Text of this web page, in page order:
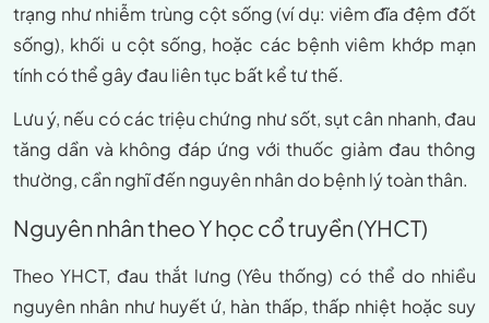
trạng như nhiễm trùng cột sống (ví dụ: viêm đĩa đệm đốt
sống), khối u cột sống, hoặc các bệnh viêm khớp mạn
tính có thể gây đau liên tục bất kể tư thế.
Lưu ý, nếu có các triệu chứng như sốt, sụt cân nhanh, đau
tăng dần và không đáp ứng với thuốc giảm đau thông
thường, cần nghĩ đến nguyên nhân do bệnh lý toàn thân.
Nguyên nhân theo Y học cổ truyền (YHCT)
Theo YHCT, đau thắt lưng (Yêu thống) có thể do nhiều
nguyên nhân như huyết ứ, hàn thấp, thấp nhiệt hoặc suy